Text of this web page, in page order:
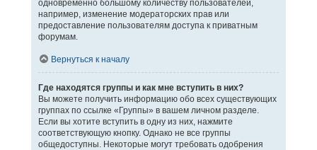
одновременно большому количеству пользователей,
например, изменение модераторских прав или
предоставление пользователям доступа к приватным
форумам.
Вернуться к началу
Где находятся группы и как мне вступить в них?
Вы можете получить информацию обо всех существующих
группах по ссылке «Группы» в вашем личном разделе.
Если вы хотите вступить в одну из них, нажмите
соответствующую кнопку. Однако не все группы
общедоступны. Некоторые могут требовать одобрения